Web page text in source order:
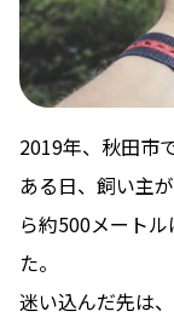
2019年、秋田市
ある日、飼い主
ら約500メート
た。
迷い込んだ先は